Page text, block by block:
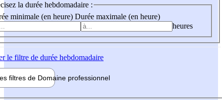
la durée hebdomadaire :
minimale (en heure) Durée maximale (en heure)
heures
le filtre de durée hebdomadaire
filtres de Domaine professionnel